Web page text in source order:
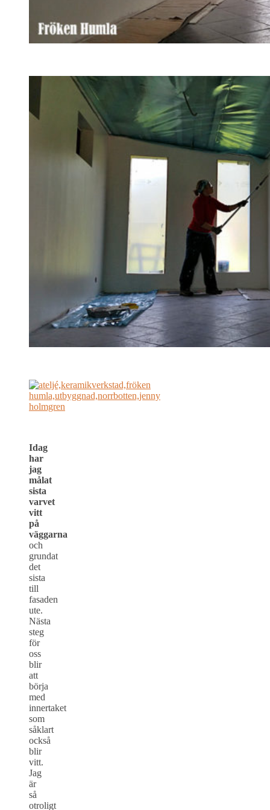
Idag
har
jag
målat
sista
varvet
vitt
på
väggarna
och
grundat
det
sista
till
fasaden
ute.
Nästa
steg
för
oss
blir
att
börja
med
innertaket
som
såklart
också
blir
vitt.
Jag
är
så
otroligt